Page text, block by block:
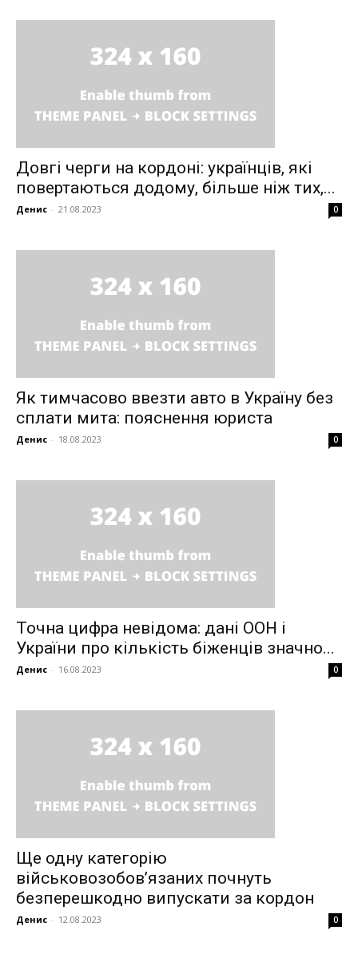
Довгі черги на кордоні: українців, які
повертаються додому, більше ніж тих,...
Денис - 21.08.2023 0
Як тимчасово ввезти авто в Україну без
сплати мита: пояснення юриста
Денис - 18.08.2023 0
Точна цифра невідома: дані ООН і
України про кількість біженців значно...
Денис - 16.08.2023 0
Ще одну категорію
військовозобов’язаних почнуть
безперешкодно випускати за кордон
Денис - 12.08.2023 0